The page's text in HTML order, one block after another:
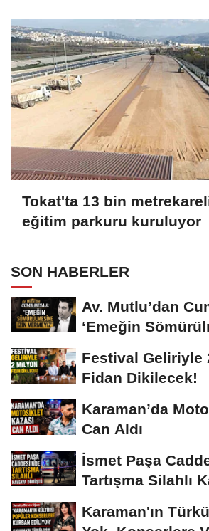
Tokat'ta 13 bin
eğitim parkuru kuruluyor
SON HABERLER
Av. Mutlu’dan
‘Emeğin
Festival Geliriyle
Fidan Dikilecek!
Karaman’da
Can Aldı
İsmet Paşa
Tartışma Silahlı
Karaman'ın